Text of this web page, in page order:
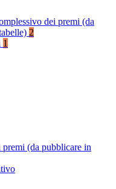
dei premi (da
2
1
(da pubblicare in